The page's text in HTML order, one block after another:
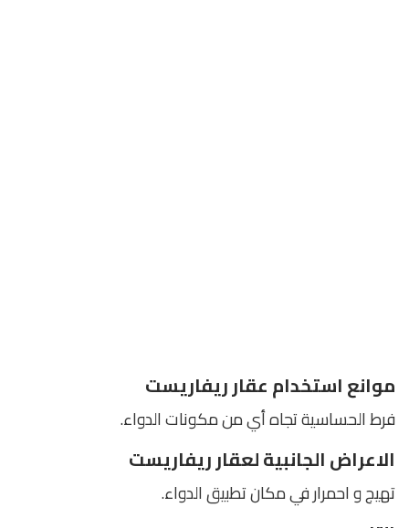
موانع استخدام عقار ريفاريست
فرط الحساسية تجاه أي من مكونات الدواء.
الاعراض الجانبية لعقار ريفاريست
تهيج و احمرار في مكان تطبيق الدواء.